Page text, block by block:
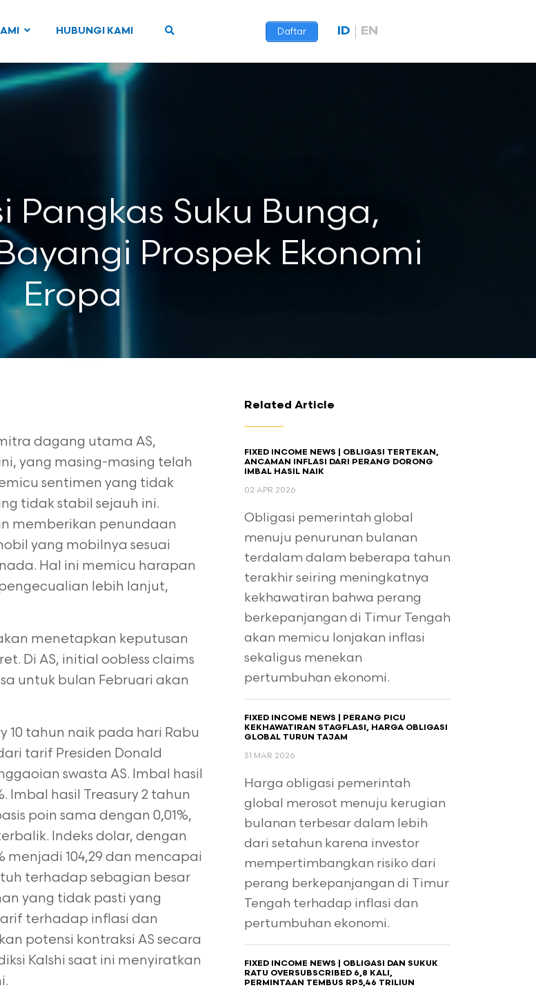
HUBUNGI KAMI Daftar ID EN
Pangkas Suku Bunga,
Prospek Ekonomi
Eropa
dagang utama AS,
yang masing-masing telah
sentimen yang tidak
tidak stabil sejauh ini.
memberikan penundaan
yang mobilnya sesuai
Hal ini memicu harapan
lebih lanjut,
akan menetapkan keputusan
Di AS, initial oobless claims
untuk bulan Februari akan
10 tahun naik pada hari Rabu
tarif Presiden Donald
swasta AS. Imbal hasil
Imbal hasil Treasury 2 tahun
poin sama dengan 0,01%,
Indeks dolar, dengan
menjadi 104,29 dan mencapai
terhadap sebagian besar
yang tidak pasti yang
terhadap inflasi dan
potensi kontraksi AS secara
Kalshi saat ini menyiratkan
Related Article
FIXED INCOME NEWS | OBLIGASI TERTEKAN,
ANCAMAN INFLASI DARI PERANG DORONG
IMBAL HASIL NAIK
02 APR 2026
Obligasi pemerintah global
menuju penurunan bulanan
terdalam dalam beberapa tahun
terakhir seiring meningkatnya
kekhawatiran bahwa perang
berkepanjangan di Timur Tengah
akan memicu lonjakan inflasi
sekaligus menekan
pertumbuhan ekonomi.
FIXED INCOME NEWS | PERANG PICU
KEKHAWATIRAN STAGFLASI, HARGA OBLIGASI
GLOBAL TURUN TAJAM
31 MAR 2026
Harga obligasi pemerintah
global merosot menuju kerugian
bulanan terbesar dalam lebih
dari setahun karena investor
mempertimbangkan risiko dari
perang berkepanjangan di Timur
Tengah terhadap inflasi dan
pertumbuhan ekonomi.
FIXED INCOME NEWS | OBLIGASI DAN SUKUK
RATU OVERSUBSCRIBED 6,8 KALI,
PERMINTAAN TEMBUS RP5,46 TRILIUN